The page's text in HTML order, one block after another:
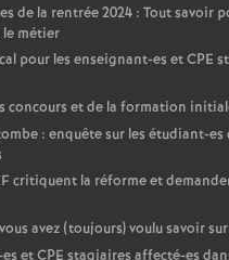
de la rentrée 2024 : Tout savoir
métier
pour les enseignant-es etCPE
concours et de la formation
: enquête sur les étudiant-
critiquent la réforme et
avez (toujours) voulu savoir